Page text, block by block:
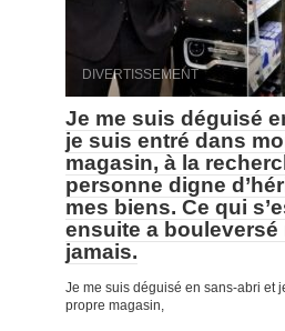
DIVERTISSEMENT
Je me suis déguisé
je suis entré dans
magasin, à la
personne digne
mes biens. Ce qui
ensuite a bouleversé
jamais.
Je me suis déguisé en sans-abri et
propre magasin,